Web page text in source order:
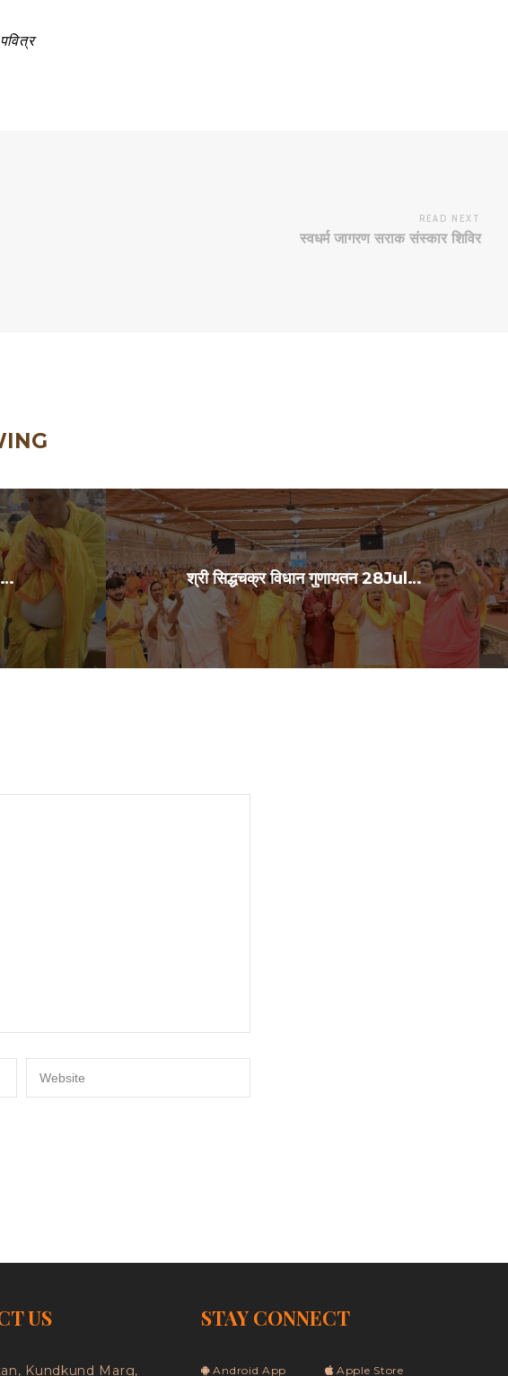
READ NEXT
स्वधर्म जागरण सराक संस्कार शिविर
श्री सिद्धचक्र विधान हवन गुणायतन 29Jul2026 श्री सिद्धचक्र विधान गुणायतन 28Jul2026
US
Kundkund Marg,
STAY CONNECT
Android App Apple Store